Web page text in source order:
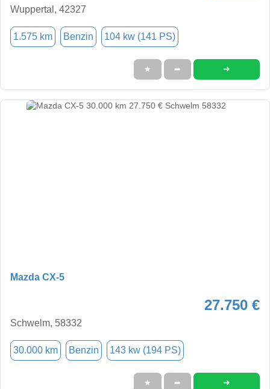
Wuppertal, 42327
1.575 km Benzin 104 kw (141 PS)
★ ➦ ➜
Mazda CX-5
27.750 €
Schwelm, 58332
30.000 km Benzin 143 kw (194 PS)
★ ➦ ➜